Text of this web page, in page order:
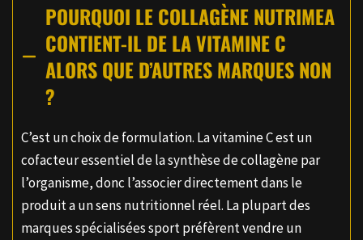
POURQUOI LE COLLAGÈNE NUTRIMEA
CONTIENT-IL DE LA VITAMINE C
ALORS QUE D’AUTRES MARQUES NON
?
C’est un choix de formulation. La vitamine C est un
cofacteur essentiel de la synthèse de collagène par
l’organisme, donc l’associer directement dans le
produit a un sens nutritionnel réel. La plupart des
marques spécialisées sport préfèrent vendre un